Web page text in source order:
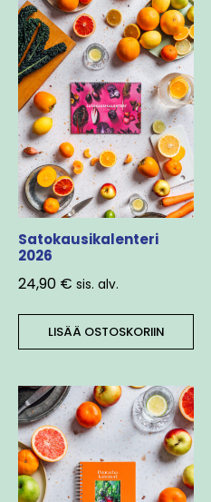
Satokausikalenteri
2026
24,90 € sis. alv.
LISÄÄ OSTOSKORIIN